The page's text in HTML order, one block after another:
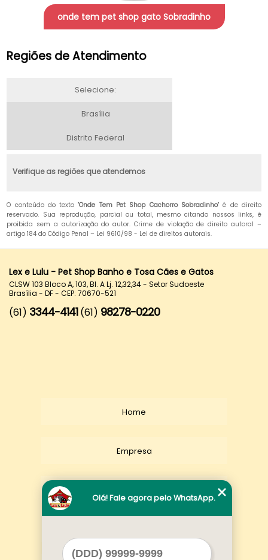
onde tem pet shop gato Sobradinho
Regiões de Atendimento
Selecione:
Brasília
Distrito Federal
Verifique as regiões que atendemos
O conteúdo do texto "Onde Tem Pet Shop Cachorro Sobradinho" é de direito
reservado. Sua reprodução, parcial ou total, mesmo citando nossos links, é
proibida sem a autorização do autor. Crime de violação de direito autoral –
artigo 184 do Código Penal – Lei 9610/98 - Lei de direitos autorais.
Lex e Lulu - Pet Shop Banho e Tosa Cães e Gatos
CLSW 103 Bloco A, 103, Bl. A Lj. 12,32,34 - Setor Sudoeste
Brasília - DF - CEP: 70670-521
(61) 3344-4141 (61) 98278-0220
Home
Empresa
Olá! Fale agora pelo WhatsApp.